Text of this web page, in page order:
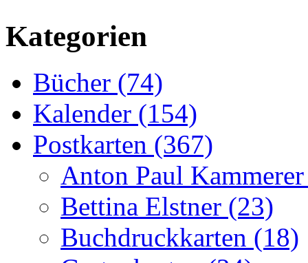
Kategorien
Bücher (74)
Kalender (154)
Postkarten (367)
Anton Paul
Bettina Elstner (23)
Buchdruckkarten (18)